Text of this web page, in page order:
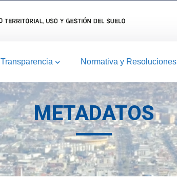
Transparencia Normativa y Resoluciones
METADATOS